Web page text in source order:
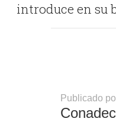
introduce en su
Publicado